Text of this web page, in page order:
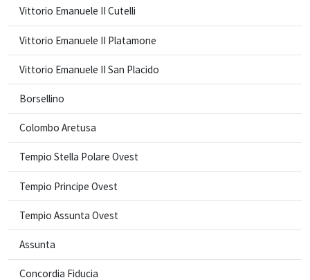
Vittorio Emanuele II Cutelli
Vittorio Emanuele II Platamone
Vittorio Emanuele II San Placido
Borsellino
Colombo Aretusa
Tempio Stella Polare Ovest
Tempio Principe Ovest
Tempio Assunta Ovest
Assunta
Concordia Fiducia